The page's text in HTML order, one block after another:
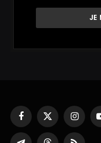
Facebook
X
(Twitter)